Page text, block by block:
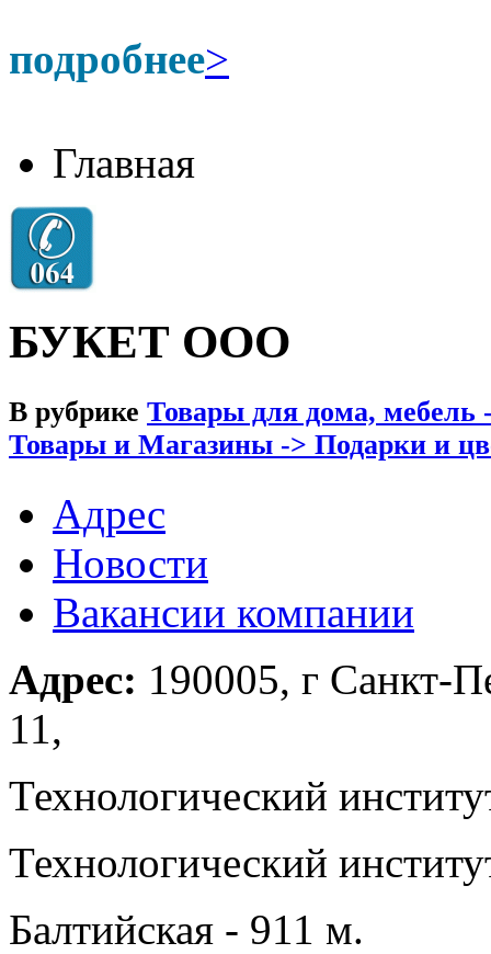
подробнее>
Главная
БУКЕТ ООО
В рубрике Товары для дома, мебель
Товары и Магазины -> Подарки и
Адрес
Новости
Вакансии компании
Адрес: 190005, г Санкт-
11,
Технологический
Технологический
Балтийская - 911 м.